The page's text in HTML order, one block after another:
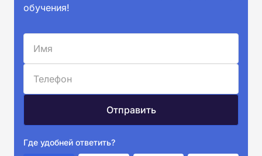
обучения!
Где удобней ответить?